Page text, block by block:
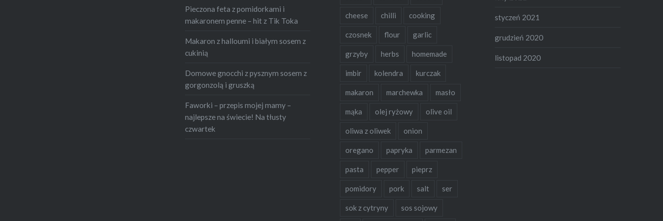
złotych w górę…
Pieczona feta z pomidorkami i
makaronem penne – hit z Tik Toka
Makaron z halloumi i białym sosem z
cukinią
Domowe gnocchi z pysznym sosem z
gorgonzolą i gruszką
Faworki – przepis mojej mamy –
najlepsze na świecie! Na tłusty
czwartek
cheese chilli cooking
czosnek flour garlic
grzyby herbs homemade
imbir kolendra kurczak
makaron marchewka masło
mąka olej ryżowy olive oil
oliwa z oliwek onion
oregano papryka parmezan
pasta pepper pieprz
pomidory pork salt ser
sok z cytryny sos sojowy
styczeń 2021
grudzień 2020
listopad 2020